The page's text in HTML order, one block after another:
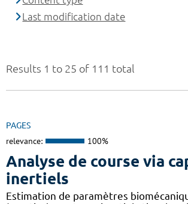
Results 1 to 25 of 111 total
PAGES
relevance: 100%
Analyse de course via
inertiels
Estimation de paramètres
Last modification date